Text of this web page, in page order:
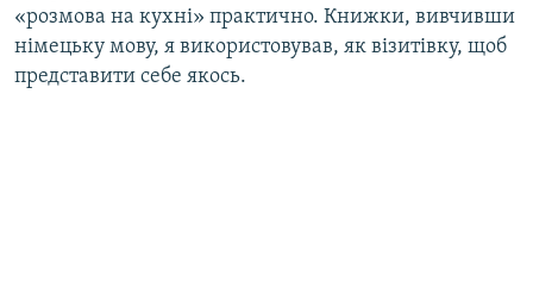
«розмова на кухні» практично. Книжки, вивчивши
німецьку мову, я використовував, як візитівку, щоб
представити себе якось.